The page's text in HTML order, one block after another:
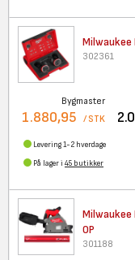
302361
Bygmaster
1.880,95 / STK
Levering 1-2 hverdage
På lager i 45 butikker
Milwaukee
0P
301188